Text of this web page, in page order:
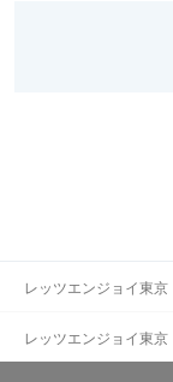
レッツエンジョイ東京
レッツエンジョイ東京